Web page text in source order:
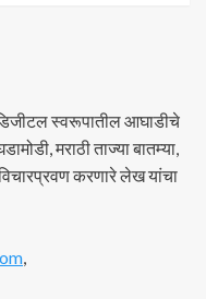
डिजीटल स्वरूपातील आघाडीचे
मराठी ताज्या बातम्या,
करणारे लेख यांचा